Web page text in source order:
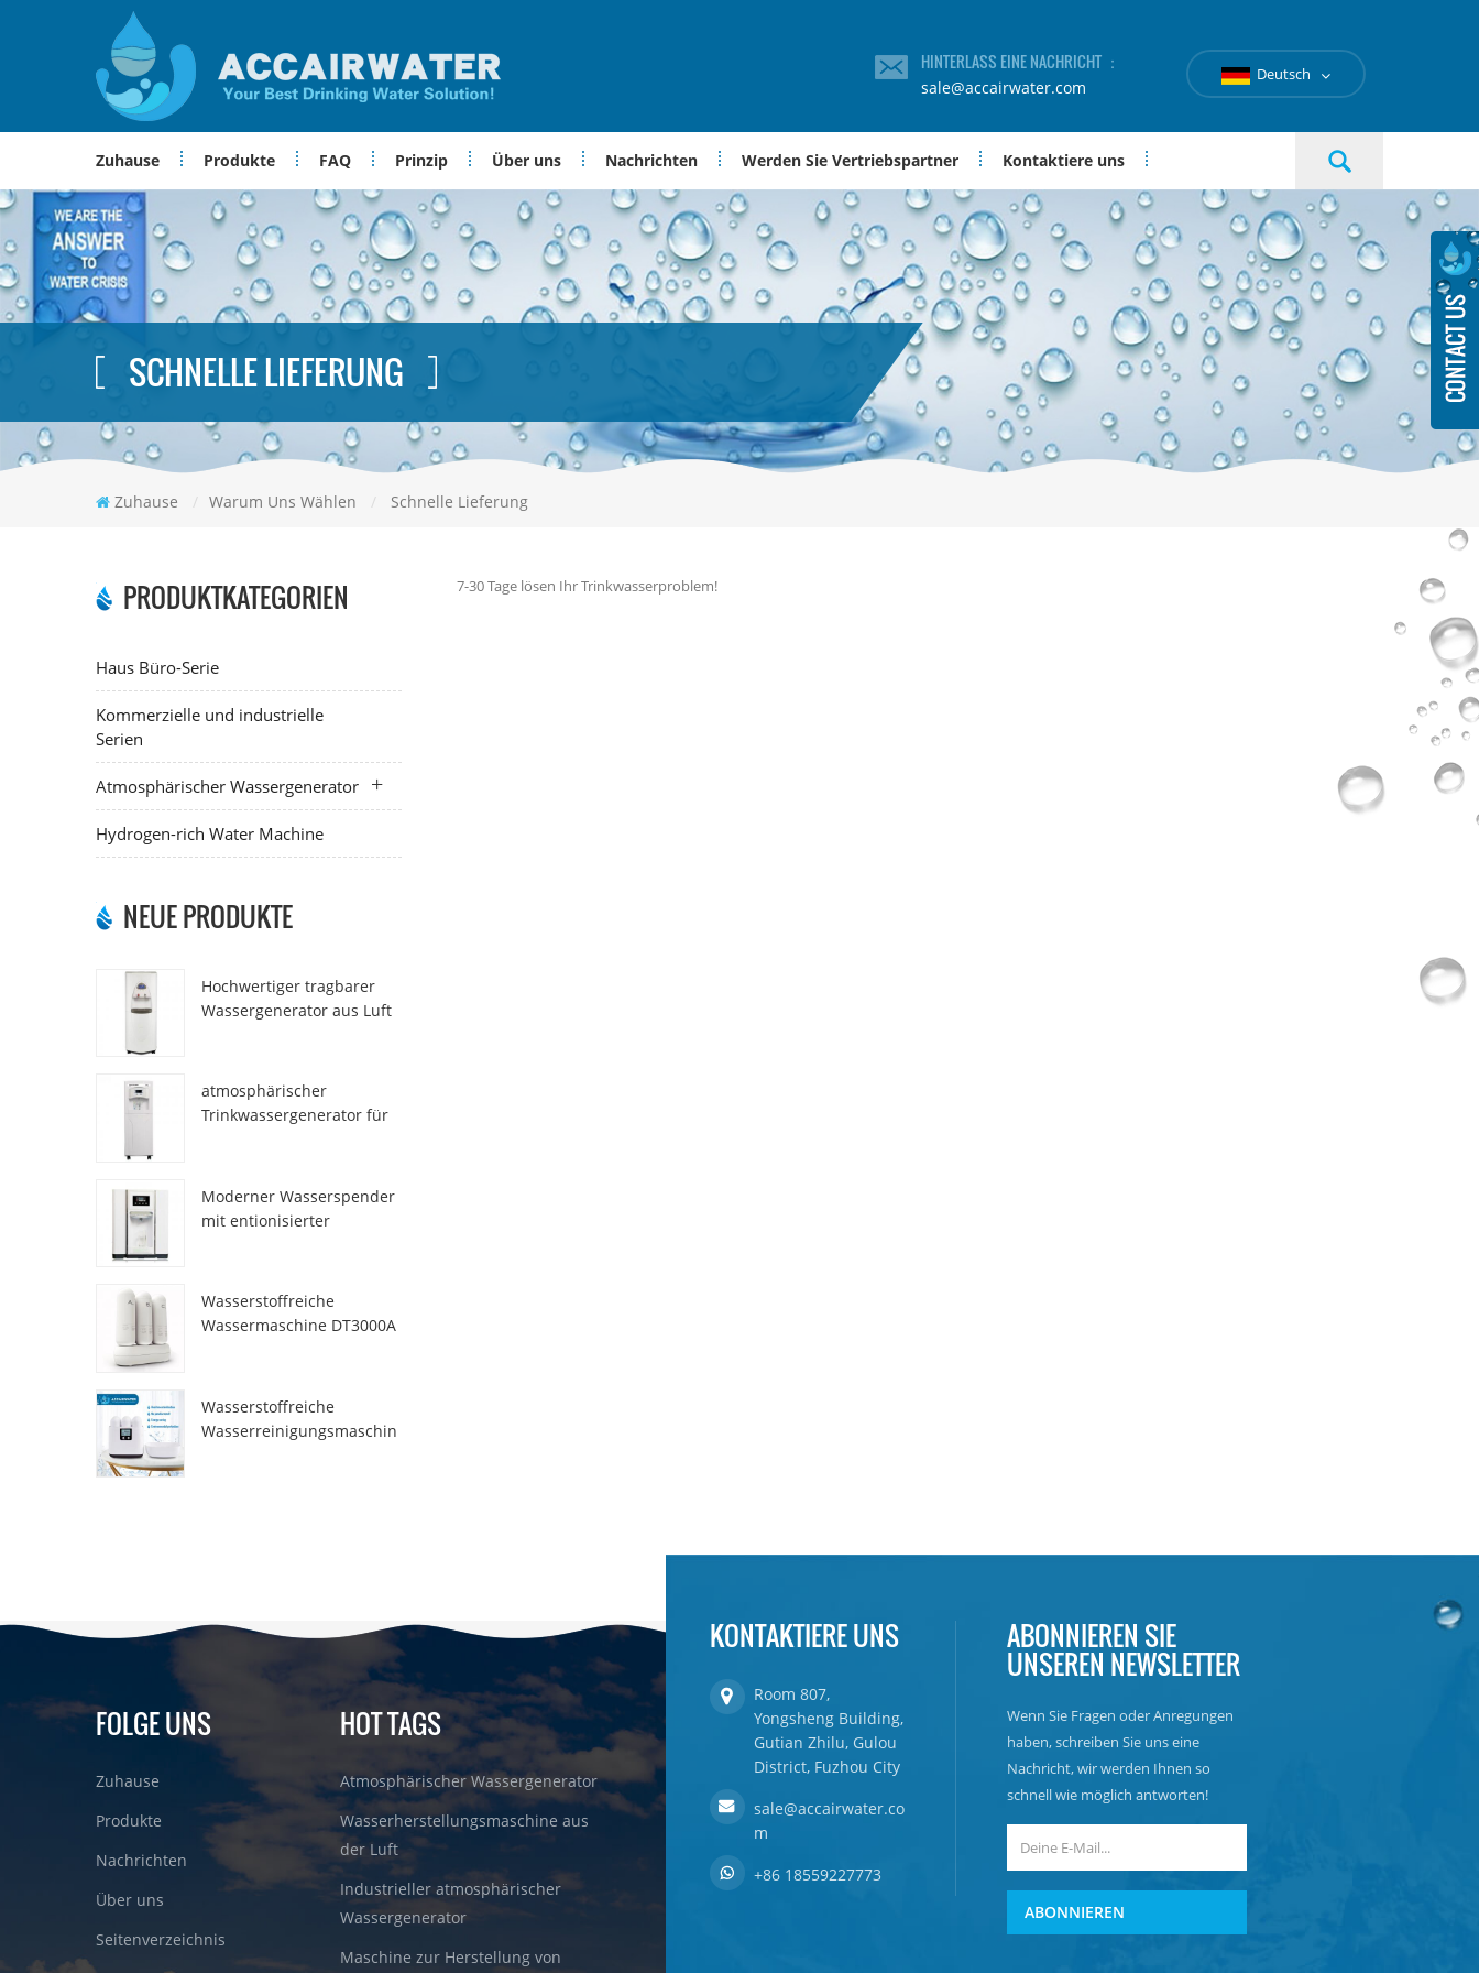
HINTERLASS EINE NACHRICHT ：
sale@accairwater.com
Deutsch
Zuhause Produkte FAQ Prinzip Über uns Nachrichten Werden Sie Vertriebspartner Kontaktiere uns
SCHNELLE LIEFERUNG
Zuhause / Warum Uns Wählen / Schnelle Lieferung
PRODUKTKATEGORIEN
Haus Büro-Serie
Kommerzielle und industrielle
Serien
Atmosphärischer Wassergenerator
Hydrogen-rich Water Machine
NEUE PRODUKTE
Hochwertiger tragbarer
Wassergenerator aus Luft
atmosphärischer
Trinkwassergenerator für
Moderner Wasserspender
mit entionisierter
Wasserstoffreiche
Wassermaschine DT3000A
Wasserstoffreiche
Wasserreinigungsmaschin
7-30 Tage lösen Ihr Trinkwasserproblem!
FOLGE UNS
Zuhause
Produkte
Nachrichten
Über uns
Seitenverzeichnis
HOT TAGS
Atmosphärischer Wassergenerator
Wasserherstellungsmaschine aus
der Luft
Industrieller atmosphärischer
Wassergenerator
Maschine zur Herstellung von
KONTAKTIERE UNS
Room 807,
Yongsheng Building,
Gutian Zhilu, Gulou
District, Fuzhou City
sale@accairwater.co
m
+86 18559227773
ABONNIEREN SIE
UNSEREN NEWSLETTER
Wenn Sie Fragen oder Anregungen
haben, schreiben Sie uns eine
Nachricht, wir werden Ihnen so
schnell wie möglich antworten!
ABONNIEREN